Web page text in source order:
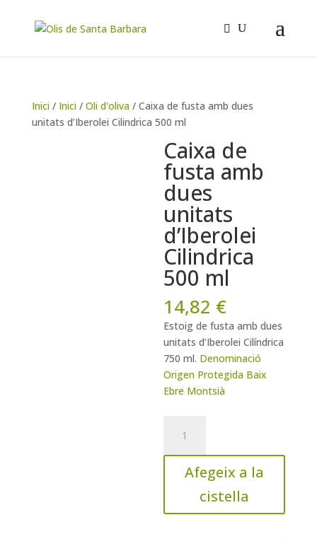
Inici/ Inici/ Oli d'oliva/ Caixa de fusta amb dues
unitats d’Iberolei Cilindrica 500 ml
Caixa de
fusta amb
dues
unitats
d’Iberolei
Cilindrica
500 ml
14,82 €
Estoig de fusta amb dues
unitats d’Iberolei Cilíndrica
750 ml. Denominació
Origen Protegida Baix
Ebre Montsià
Caixa
Afegeix a la
cistella